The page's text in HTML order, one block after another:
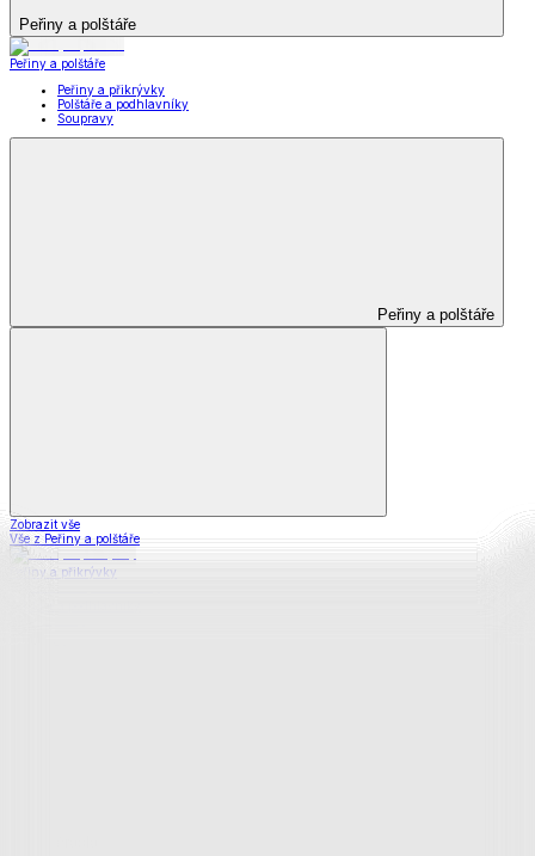
Peřiny a polštáře
Peřiny a polštáře
Peřiny a přikrývky
Polštáře a podhlavníky
Soupravy
Peřiny a polštáře
Zobrazit vše
Vše z Peřiny a polštáře
Peřiny a přikrývky